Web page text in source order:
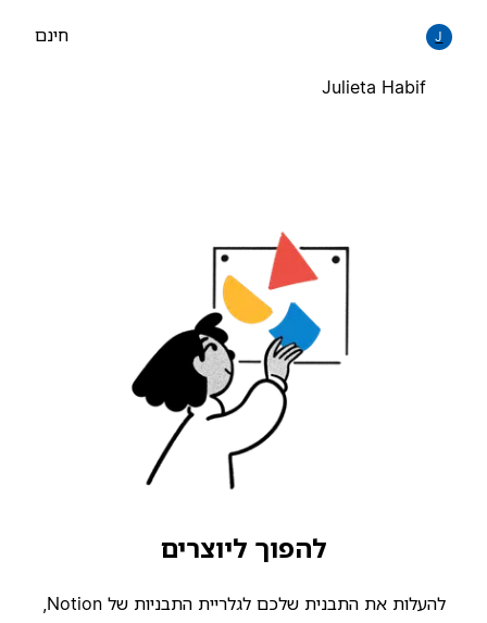
Julieta Habif
להפוך ליוצרים
להעלות את התבנית שלכם לגלריית התבניות של Notion,